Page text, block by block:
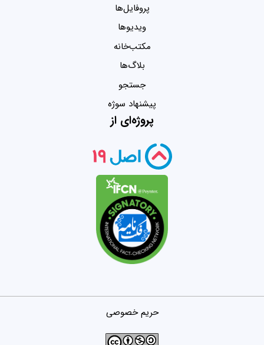
پروفایل‌ها
ویدیو‌ها
مکتب‌خانه
بلاگ‌ها
جستجو
پیشنهاد سوژه
پروژه‌ای از
حریم خصوصی